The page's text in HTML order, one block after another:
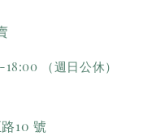
（週日公休）
10 號